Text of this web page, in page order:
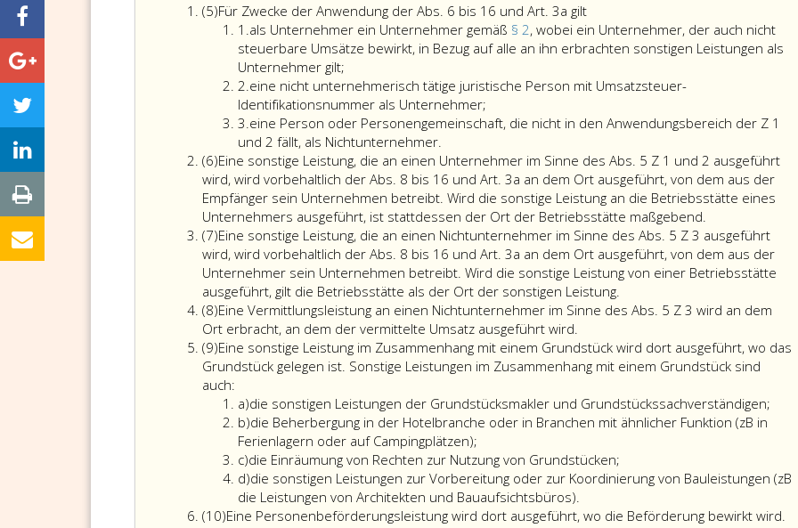
(5)Absatz
5
Für Zwecke der Anwendung der Abs. 6 bis 16 und Art. 3a giltFür
Zwecke
der
der
6
16
und
Artikel
3
a,
gilt
1.Ziffer
eins
als Unternehmer ein Unternehmer gemäß § 2, wobei ein Unternehmer, der auch nicht
steuerbare Umsätze bewirkt, in Bezug auf alle an ihn erbrachten sonstigen Leistungen als
Unternehmer gilt;
Unternehmer
ein
Unternehmer
gemäß
Paragraph
2,,
wobei
ein
Unternehmer,
der
auch
nicht
steuerbare
Umsätze
bewirkt,
in
auf
alle
an
ihn
erbrachten
sonstigen
Leistungen
2.Ziffer
2
eine nicht unternehmerisch tätige juristische Person mit Umsatzsteuer-
Identifikationsnummer als Unternehmer;
3.Ziffer
3
eine Person oder Personengemeinschaft, die nicht in den Anwendungsbereich der Z 1
und 2 fällt, als Nichtunternehmer.
Person
oder
Personengemeinschaft,
die
nicht
in
den
Anwendungsbereich
der
Ziffer
eins
und
fällt,
als
Nichtunternehmer.
(6)Absatz
6
Eine sonstige Leistung, die an einen Unternehmer im Sinne des Abs. 5 Z 1 und 2 ausgeführt
wird, wird vorbehaltlich der Abs. 8 bis 16 und Art. 3a an dem Ort ausgeführt, von dem aus der
Empfänger sein Unternehmen betreibt. Wird die sonstige Leistung an die Betriebsstätte eines
Unternehmers ausgeführt, ist stattdessen der Ort der Betriebsstätte maßgebend.
sonstige
Leistung,
die
einen
im
Sinne
Absatz
5,
und
ausgeführt
(7)Absatz
7
Eine sonstige Leistung, die an einen Nichtunternehmer im Sinne des Abs. 5 Z 3 ausgeführt
wird, wird vorbehaltlich der Abs. 8 bis 16 und Art. 3a an dem Ort ausgeführt, von dem aus der
Unternehmer sein Unternehmen betreibt. Wird die sonstige Leistung von einer Betriebsstätte
ausgeführt, gilt die Betriebsstätte als der Ort der sonstigen Leistung.
sonstige
die
an
Nichtunternehmer
im
Absatz
Ziffer
(8)Absatz
8
Eine Vermittlungsleistung an einen Nichtunternehmer im Sinne des Abs. 5 Z 3 wird an dem
Ort erbracht, an dem der vermittelte Umsatz ausgeführt wird.
Vermittlungsleistung
an
Nichtunternehmer
im
des
Absatz
Ziffer
(9)Absatz
9
Eine sonstige Leistung im Zusammenhang mit einem Grundstück wird dort ausgeführt, wo das
Grundstück gelegen ist. Sonstige Leistungen im Zusammenhang mit einem Grundstück sind
auch:
a)Litera
a
die sonstigen Leistungen der Grundstücksmakler und Grundstückssachverständigen;
b)Litera
b
die Beherbergung in der Hotelbranche oder in Branchen mit ähnlicher Funktion (zB in
Ferienlagern oder auf Campingplätzen);
c)Litera
c
die Einräumung von Rechten zur Nutzung von Grundstücken;
d)Litera
d
die sonstigen Leistungen zur Vorbereitung oder zur Koordinierung von Bauleistungen (zB
die Leistungen von Architekten und Bauaufsichtsbüros).
(10)Absatz
Eine Personenbeförderungsleistung wird dort ausgeführt, wo die Beförderung bewirkt wird.